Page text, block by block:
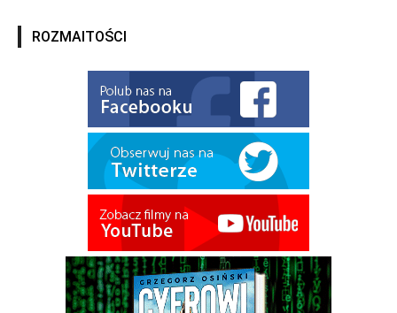
ROZMAITOŚCI